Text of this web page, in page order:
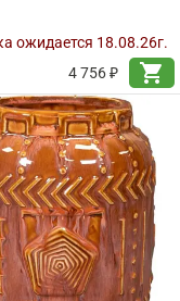
ожидается 18.08.26г.
4 756 ₽
shopping_cart